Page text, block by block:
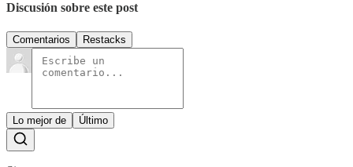
Discusión sobre este post
Comentarios Restacks
Lo mejor de Último